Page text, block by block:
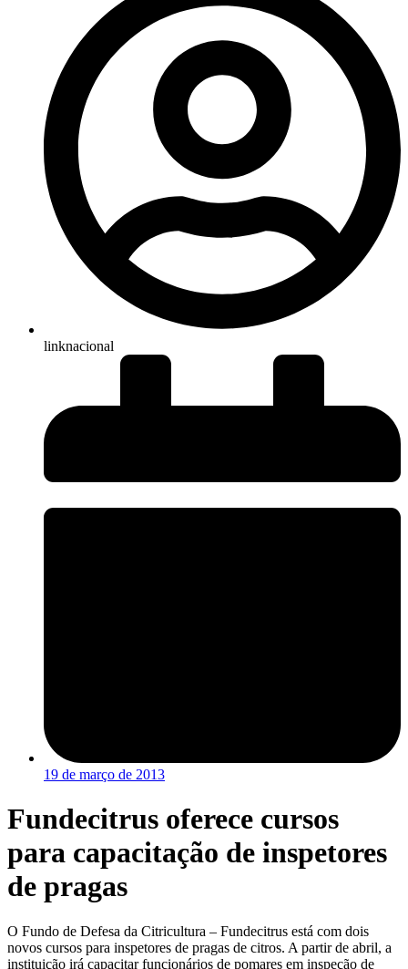
linknacional
19 de março de 2013
Fundecitrus oferece cursos
para capacitação de inspetores
de pragas
O Fundo de Defesa da Citricultura – Fundecitrus está com dois
novos cursos para inspetores de pragas de citros. A partir de abril, a
instituição irá capacitar funcionários de pomares em inspeção de